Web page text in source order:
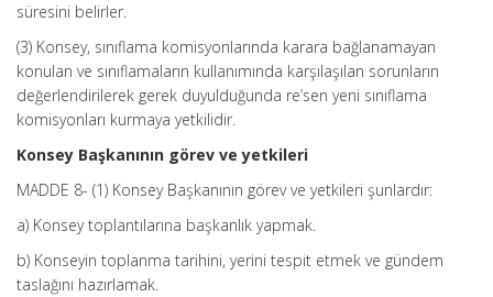
süresini belirler.
(3) Konsey, sınıflama komisyonlarında karara bağlanamayan
konulan ve sınıflamaların kullanımında karşılaşılan sorunların
değerlendirilerek gerek duyulduğunda re’sen yeni sınıflama
komisyonları kurmaya yetkilidir.
Konsey Başkanının görev ve yetkileri
MADDE 8- (1) Konsey Başkanının görev ve yetkileri şunlardır:
a) Konsey toplantılarına başkanlık yapmak.
b) Konseyin toplanma tarihini, yerini tespit etmek ve gündem
taslağını hazırlamak.